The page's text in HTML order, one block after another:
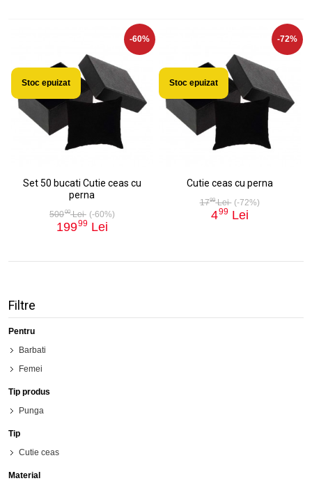
-60%
Stoc epuizat
Set 50 bucati Cutie ceas cu
perna
50000Lei (-60%)
19999 Lei
-72%
Stoc epuizat
Cutie ceas cu perna
1799Lei (-72%)
499 Lei
Filtre
Pentru
Barbati
Femei
Tip produs
Punga
Tip
Cutie ceas
Material